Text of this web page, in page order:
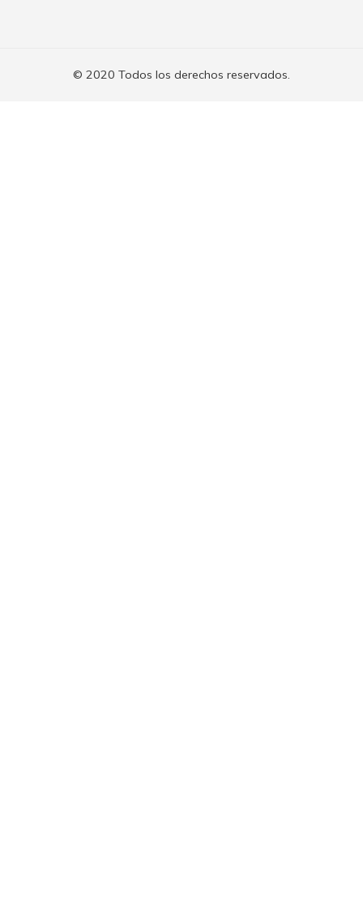
© 2020 Todos los derechos reservados.